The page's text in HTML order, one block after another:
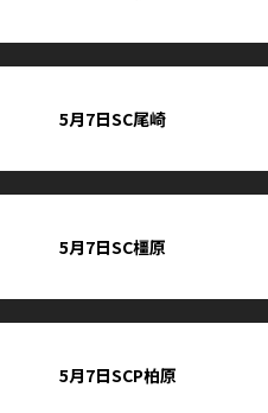
5月7日SC尾崎
5月7日SC橿原
5月7日SCP柏原